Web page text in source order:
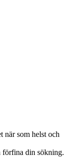
när som helst och
förfina din sökning.